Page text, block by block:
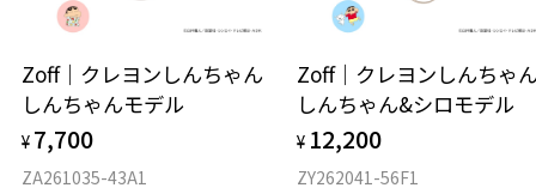
Zoff｜クレヨンしんちゃん
しんちゃんモデル
¥ 7,700
ZA261035-43A1
Zoff｜クレヨンしんち
しんちゃん&シロモデル
¥ 12,200
ZY262041-56F1